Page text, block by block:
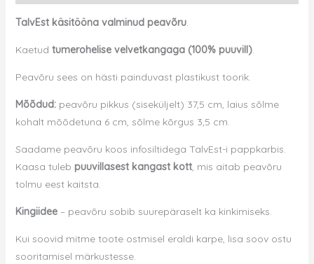
TalvEst käsitööna valminud peavõru.
Kaetud tumerohelise velvetkangaga (100% puuvill).
Peavõru sees on hästi painduvast plastikust toorik.
Mõõdud: peavõru pikkus (siseküljelt) 37,5 cm, laius sõlme
kohalt mõõdetuna 6 cm, sõlme kõrgus 3,5 cm.
Saadame peavõru koos infosiltidega TalvEst-i pappkarbis.
Kaasa tuleb puuvillasest kangast kott, mis aitab peavõru
tolmu eest kaitsta.
Kingiidee– peavõru sobib suurepäraselt ka kinkimiseks.
Kui soovid mitme toote ostmisel eraldi karpe, lisa soov ostu
sooritamisel märkustesse.